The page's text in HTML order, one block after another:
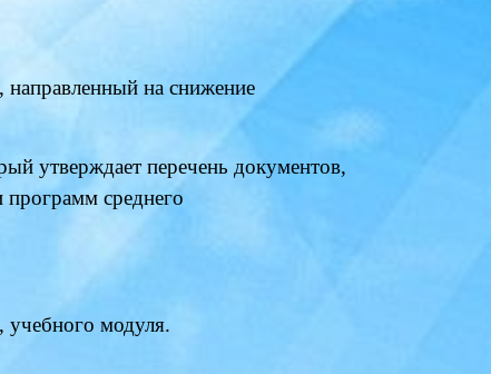
, направленный на снижение
утверждает перечень документов,
среднего
учебного модуля.